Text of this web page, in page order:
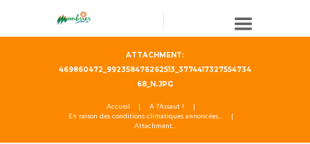
ATTACHMENT:
469860472_992358476262513_3774417327554734
68_N.JPG
Accueil
A l'Assaut !
En raison des conditions climatiques annoncées...
Attachment...